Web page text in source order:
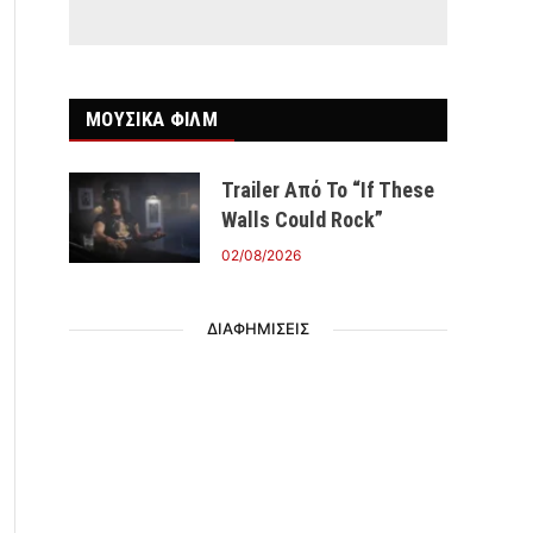
ΜΟΥΣΙΚΑ ΦΙΛΜ
Trailer Από Το “If These
Walls Could Rock”
02/08/2026
ΔΙΑΦΗΜΙΣΕΙΣ